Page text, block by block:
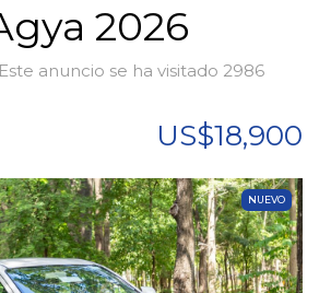
2026
anuncio se ha visitado 2986
US$18,900
NUEVO